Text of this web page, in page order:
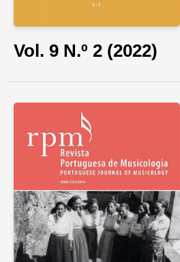
Vol. 9 N.º 2 (2022)